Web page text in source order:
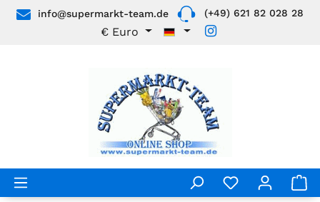
Zum Hauptinhalt springen
info@supermarkt-team.de (+49) 621 82 028 28
€ Euro